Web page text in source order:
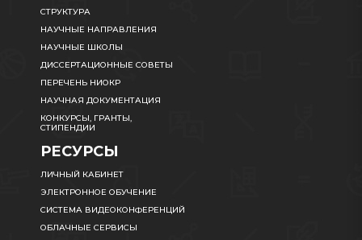
СТРУКТУРА
НАУЧНЫЕ НАПРАВЛЕНИЯ
НАУЧНЫЕ ШКОЛЫ
ДИССЕРТАЦИОННЫЕ СОВЕТЫ
ПЕРЕЧЕНЬ НИОКР
НАУЧНАЯ ДОКУМЕНТАЦИЯ
КОНКУРСЫ, ГРАНТЫ,
СТИПЕНДИИ
РЕСУРСЫ
ЛИЧНЫЙ КАБИНЕТ
ЭЛЕКТРОННОЕ ОБУЧЕНИЕ
СИСТЕМА ВИДЕОКОНФЕРЕНЦИЙ
ОБЛАЧНЫЕ СЕРВИСЫ